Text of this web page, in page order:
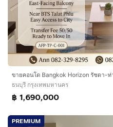
ธนบุรี กรุงเทพมหานคร
฿ 1,690,000
PREMIUM